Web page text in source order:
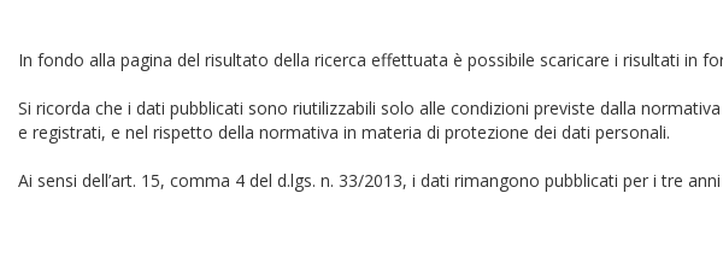
In fondo alla pagina del risultato della ricerca effettuata è possibile scaricare i risultati in
Si ricorda che i dati pubblicati sono riutilizzabili solo alle condizioni previste dalla
e registrati, e nel rispetto della normativa in materia di protezione dei dati personali.
Ai sensi dell’art. 15, comma 4 del d.lgs. n. 33/2013, i dati rimangono pubblicati per i tre